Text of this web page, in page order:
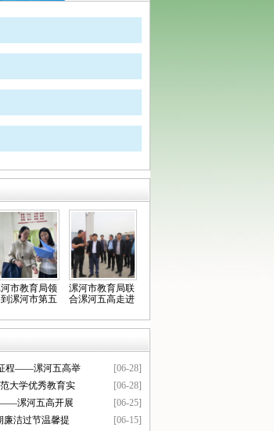
市教育局领
漯河市第五
漯河市教育局联
合漯河五高走进
[06-28]
程——漯河五高举
[06-28]
大学优秀教育实
[06-25]
——漯河五高开展
[06-15]
廉洁过节温馨提